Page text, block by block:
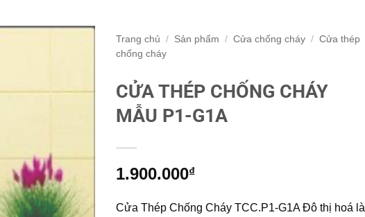
Trang chủ / Sản phẩm / Cửa chống cháy / Cửa thép
chống cháy
CỬA THÉP CHỐNG CHÁY
MẪU P1-G1A
1.900.000₫
Cửa Thép Chống Cháy TCC.P1-G1A Đô thị hoá là